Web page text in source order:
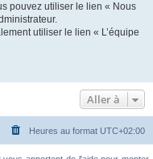
pouvez utiliser le lien « Nous
utiliser le lien « L’équipe
Aller à
Heures au format UTC+02:00